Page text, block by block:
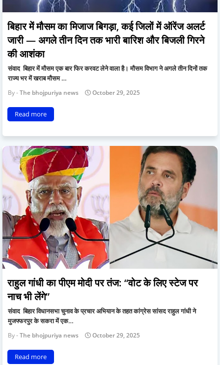
बिहार में मौसम का मिजाज बिगड़ा, कई जिलों में ऑरेंज अलर्ट
जारी — अगले तीन दिन तक भारी बारिश और बिजली गिरने
की आशंका
संवाद बिहार में मौसम एक बार फिर करवट लेने वाला है। मौसम विभाग ने अगले तीन दिनों तक
राज्य भर में खराब मौसम …
The bhojpuriya news October 29, 2025
Read more
राहुल गांधी का पीएम मोदी पर तंज: “वोट के लिए स्टेज पर
नाच भी लेंगे”
संवाद बिहार विधानसभा चुनाव के प्रचार अभियान के तहत कांग्रेस सांसद राहुल गांधी ने
मुजफ्फरपुर के सकरा में एक…
The bhojpuriya news October 29, 2025
Read more